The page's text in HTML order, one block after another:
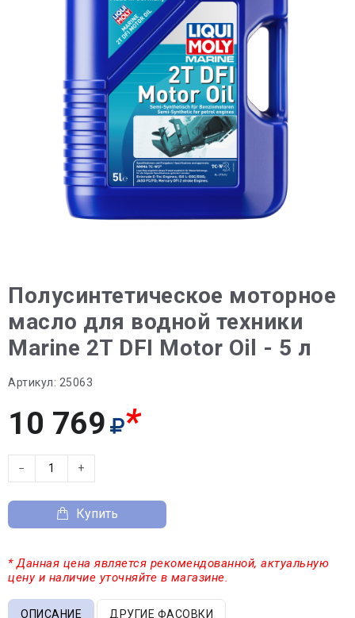
Полусинтетическое моторное
масло для водной техники
Marine 2T DFI Motor Oil - 5 л
Артикул: 25063
10 769 *
− +
Купить
* Данная цена является рекомендованной, актуальную
цену и наличие уточняйте в магазине.
ОПИСАНИЕ ДРУГИЕ ФАСОВКИ